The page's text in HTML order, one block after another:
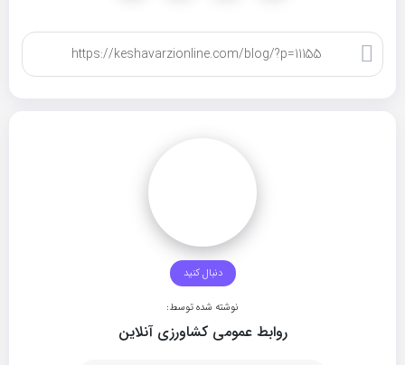
دنبال کنید
نوشته شده توسط:
روابط عمومی کشاورزی آنلاین